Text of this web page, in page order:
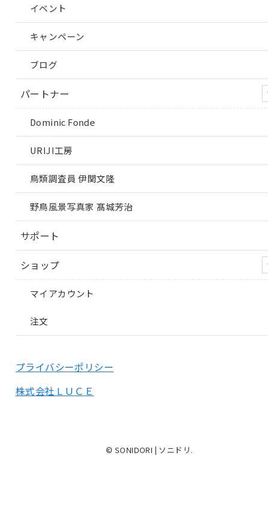
イベント
キャンペーン
ブログ
パートナー
Dominic Fonde
URIJI工房
鳥類調査員 伊関文隆
野鳥風景写真家 髙城芳治
サポート
ショップ
マイアカウント
注文
プライバシーポリシー
株式会社ＬＵＣＥ
© SONIDORI | ソニドリ.